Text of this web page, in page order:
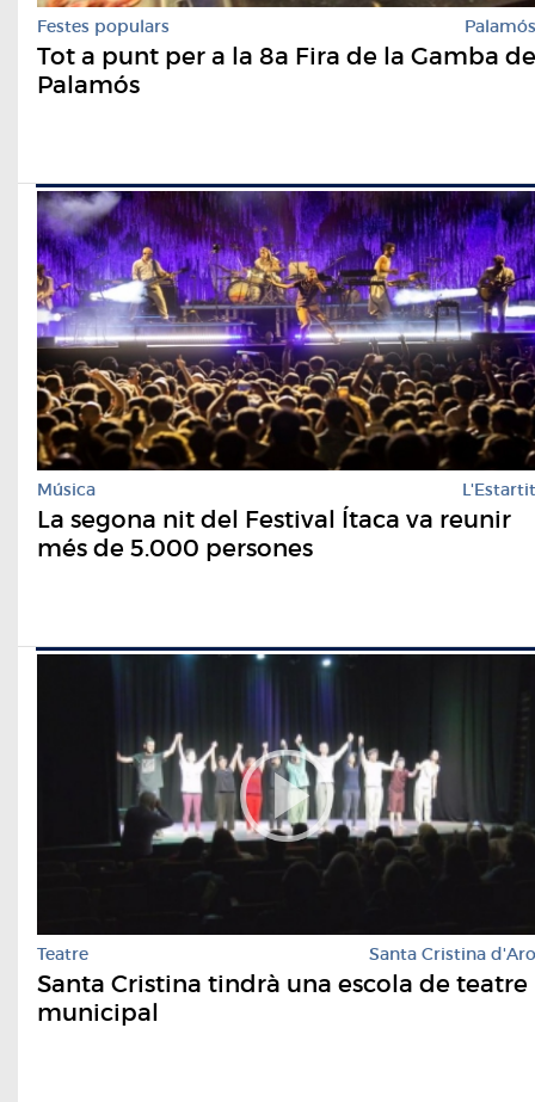
Festes populars Palamós
Tot a punt per a la 8a Fira de la Gamba de
Palamós
Música L'Estartit
La segona nit del Festival Ítaca va reunir
més de 5.000 persones
Teatre Santa Cristina d'Aro
Santa Cristina tindrà una escola de teatre
municipal